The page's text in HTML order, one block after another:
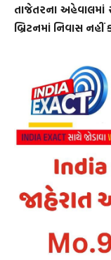
તાજેતરના
બ્રિટનમાં નિવાસ નહીં